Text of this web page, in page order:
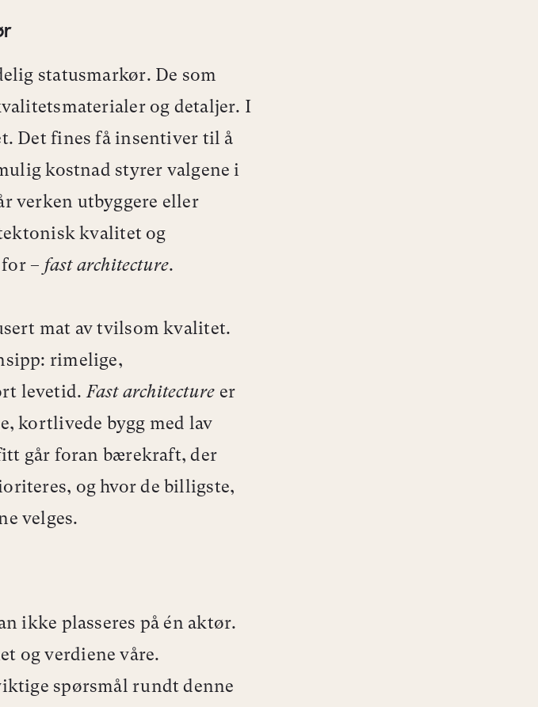
statusmarkør. De som
og detaljer. I
Det fines få insentiver til å
kostnad styrer valgene i
verken utbyggere eller
kvalitet og
– fast architecture.
mat av tvilsom kvalitet.
rimelige,
levetid. Fast architecture er
kortlivede bygg med lav
går foran bærekraft, der
og hvor de billigste,
velges.
ikke plasseres på én aktør.
og verdiene våre.
spørsmål rundt denne